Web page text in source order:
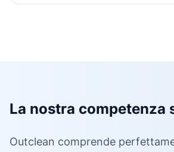
La nostra
Outclean comprende